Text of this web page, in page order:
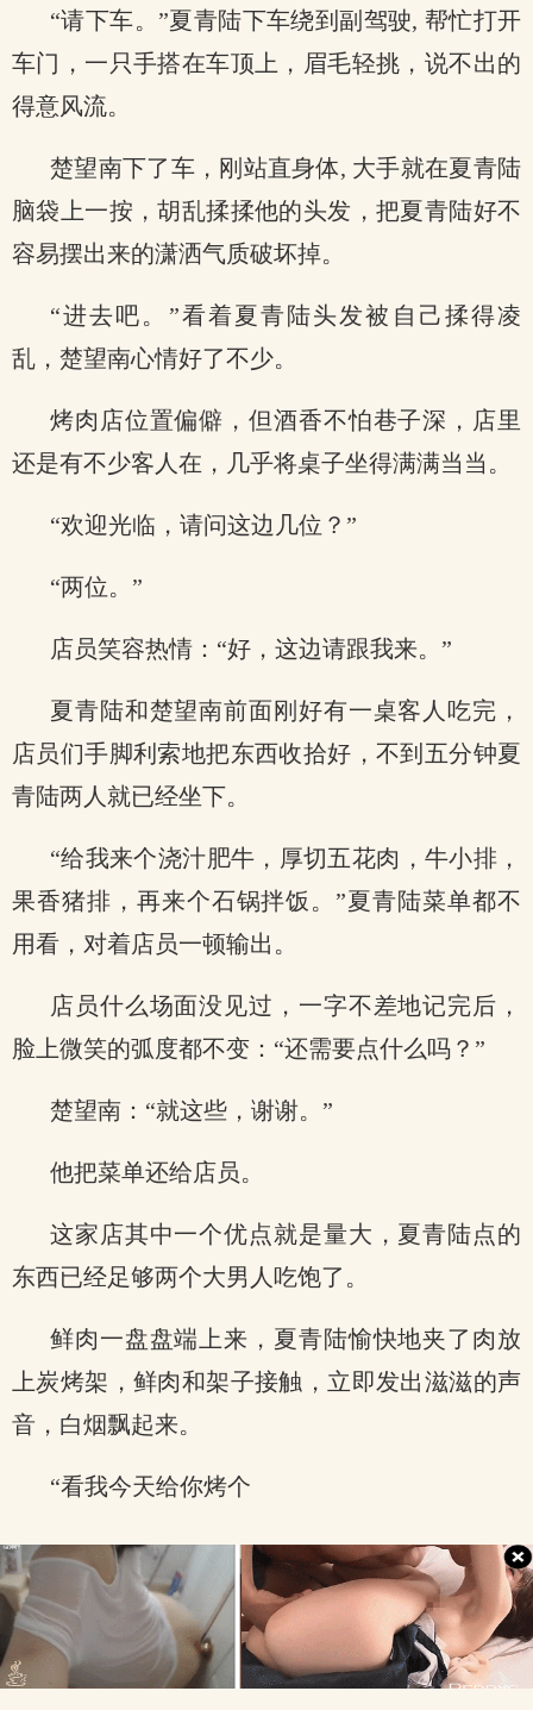
“请下车。”夏青陆下车绕到副驾驶, 帮忙打开
车门，一只手搭在车顶上，眉毛轻挑，说不出的
得意风流。
楚望南下了车，刚站直身体, 大手就在夏青陆
脑袋上一按，胡乱揉揉他的头发，把夏青陆好不
容易摆出来的潇洒气质破坏掉。
“进去吧。”看着夏青陆头发被自己揉得凌
乱，楚望南心情好了不少。
烤肉店位置偏僻，但酒香不怕巷子深，店里
还是有不少客人在，几乎将桌子坐得满满当当。
“欢迎光临，请问这边几位？”
“两位。”
店员笑容热情：“好，这边请跟我来。”
夏青陆和楚望南前面刚好有一桌客人吃完，
店员们手脚利索地把东西收拾好，不到五分钟夏
青陆两人就已经坐下。
“给我来个浇汁肥牛，厚切五花肉，牛小排，
果香猪排，再来个石锅拌饭。”夏青陆菜单都不
用看，对着店员一顿输出。
店员什么场面没见过，一字不差地记完后，
脸上微笑的弧度都不变：“还需要点什么吗？”
楚望南：“就这些，谢谢。”
他把菜单还给店员。
这家店其中一个优点就是量大，夏青陆点的
东西已经足够两个大男人吃饱了。
鲜肉一盘盘端上来，夏青陆愉快地夹了肉放
上炭烤架，鲜肉和架子接触，立即发出滋滋的声
音，白烟飘起来。
“看我今天给你烤个